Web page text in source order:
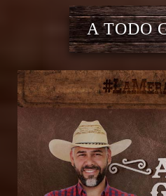
A TODO